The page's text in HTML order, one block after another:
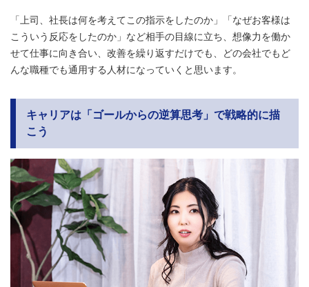
「上司、社長は何を考えてこの指示をしたのか」「なぜお客様は
こういう反応をしたのか」など相手の目線に立ち、想像力を働か
せて仕事に向き合い、改善を繰り返すだけでも、どの会社でもど
んな職種でも通用する人材になっていくと思います。
キャリアは「ゴールからの逆算思考」で戦略的に描
こう